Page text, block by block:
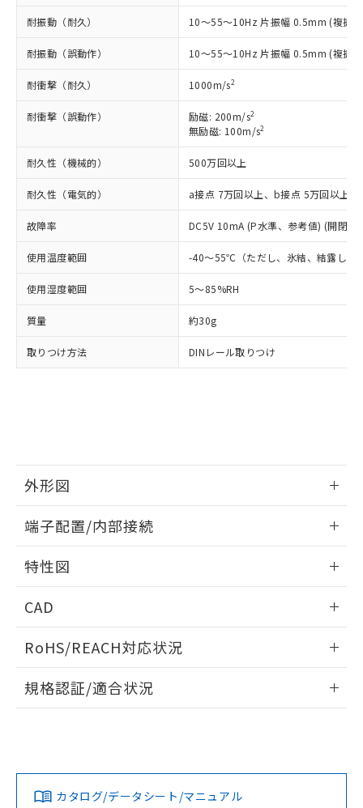
耐振動（耐久） 10～55～10Hz 片振幅 0.5mm (複振
耐振動（誤動作） 10～55～10Hz 片振幅 0.5mm (複振
耐衝撃（耐久） 1000m/s2
耐衝撃（誤動作） 励磁: 200m/s2
無励磁: 100m/s2
耐久性（機械的） 500万回以上
耐久性（電気的） a接点 7万回以上、b接点 5万回以上
故障率 DC5V 10mA (P水準、参考値) (開閉
使用温度範囲 -40～55℃（ただし、氷結、結露しな
使用湿度範囲 5～85%RH
質量 約30g
取りつけ方法 DINレール取りつけ
外形図
外形図
端子配置/内部接続
端子配置/内部接続
特性図
電気的寿命曲線
CAD
ドすることができます。
ログイン/会員登録
ダウンロードデータをご利用いただく前に、以下を必ずお読
みください。
RoHS/REACH対応状況
EU RoHS 注意事項・凡例
対応済み
規格認証/適合状況
カタログ/データシート/マニュアル
タに基づき作成されるものであり、閲
覧された時点での実際の在庫および標
準価格とは異なる場合があることをご
正式な納期状況および標準価格はお客
様のお取引先、またはお客様担当のオ
ムロン制御機器販売店・当社販売員に
オムロン制御機器販売店や当社販売拠
点は「
販売ネットワーク
」をご確認
在庫状況および標準価格結果を当社の
事前の承諾なく第三者に漏洩または開
マイパーツ機能（部品リスト作成サー
ビス）をご利用いただくには、I-Web
メンバーズにご登録されている必要が
お客様が当ウェブサイト上で当社にご
登録された部品リストについて、当社
および当社の共同利用者が、当社の製
品・サービスに関するお客様との取
*EU RoHS指令（10物質）：
鉛(Pb) 1000ppm以下、 水銀(Hg) 1000ppm以下、 カド
ミウム(Cd) 100ppm以下、
類(PBB) 1000ppm以下、ポリ臭化ジフェニルエーテル類
(PBDE) 1000ppm以下、フタル酸ビス(2-エチルヘキシ
ル) (DEHP)(別名：DOP) 1000ppm以下、フタル酸ブチ
ルベンジル（BBP） 1000ppm以下、フタル酸ジブチル
（DBP） 1000ppm以下、フタル酸ジイソブチル
(DIBP) 1000ppm以下
但し、RoHS指令で産業用監視および制御機器に対する
図的な使用がないことを確認しています。
部品在庫の切り替え状況などにより、予定
月が前後することがあります。
※3 非含有証明書ダウンロード
下記の非含有証明書をダウンロードするこ
るもので、過去に遡って非含有を証明する
ものではありません。
また、RoHS指令のフタル酸エステル類４
物質の対応では、対応完了までの期間は出
荷製品に未対応品が混在することから備考
既に当社にて対応品への在庫切替を完了
していることから、特段のことがない限
*中国RoHS10物質の基準値 (GB/T26572)：
Cr(Ⅵ)(六価クロム) : 1000ppm、 PBBs(ポリ臭化ビフェ
ニル類) : 1000ppm、 PBDEs(ポリ臭化ジフェニルエーテ
ル類) : 1000ppm、
DBP(フタル酸ジブチル) : 1000ppm、 DIBP(フタル酸ジ
ル) : 1000ppm、
DEHP(フタル酸ビス(2-エチルヘキシル)) : 1000ppm
※2 環境保護使用期限
「ｅ」：有害物質（10物質）のすべてが基
準値以下であることを示します。
「10」：通常の使用状況下において有害物
質が外部に漏えいし、環境に深刻な影響を
「－」：未確認です。当社販売部門へお問
または国外への提供する場合は、日本
国政府の輸出許可(または役務取引許
とります。
当社は規制貨物を破棄する場合は、完
全に破砕するなど、違法に輸出されな
いよう必要な手段を講じます。
当社は貴社製品を、核兵器、ミサイ
ル、化学兵器、生物兵器またはその他
武器並びにこれらの製造装置等に一切
使用いたしません。
当社は、貴社製品を第三者に販売する
場合は、上記1、2および3の内容を当
該第三者に通知します。また当社は、
法に輸出するおそれがある場合は、取
り引きをいたしません。
記
号
一定数以上の在庫あり
△ 一定数には満たないが在庫あり
在庫なし(最新の在庫状況につ
いては、お客様のお取引先、ま
たはお客様担当のオムロン制御
機器販売店・当社販売員にご確
空
受注生産機種、また在庫状況の
情報を公開していない機種